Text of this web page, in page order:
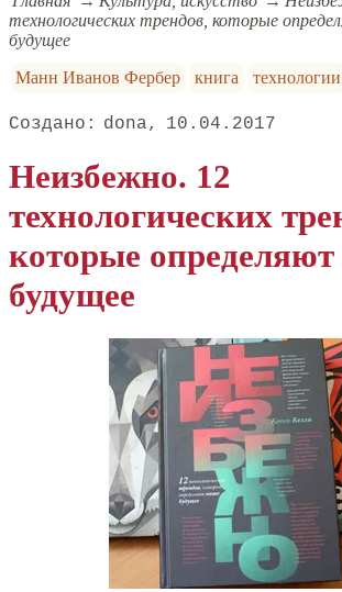
технологических трендов, которые
будущее
Манн Иванов Фербер
книга технологии
dona 10.04.2017
Неизбежно. 12
технологических
которые
будущее